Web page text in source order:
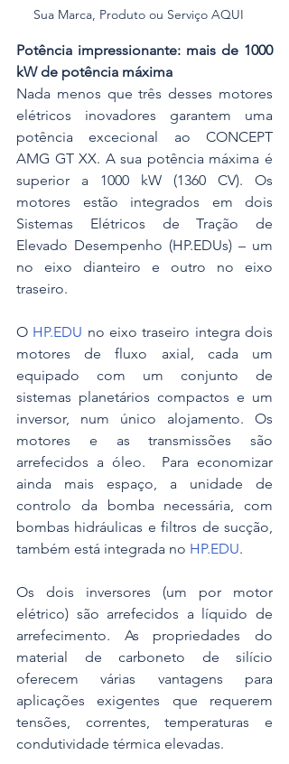
Sua Marca, Produto ou Serviço AQUI
Potência impressionante: mais de 1000
kW de potência máxima
Nada menos que três desses motores
elétricos inovadores garantem uma
potência excecional ao CONCEPT
AMG GT XX. A sua potência máxima é
superior a 1000 kW (1360 CV). Os
motores estão integrados em dois
Sistemas Elétricos de Tração de
Elevado Desempenho (HP.EDUs) – um
no eixo dianteiro e outro no eixo
traseiro.
O HP.EDU no eixo traseiro integra dois
motores de fluxo axial, cada um
equipado com um conjunto de
sistemas planetários compactos e um
inversor, num único alojamento. Os
motores e as transmissões são
arrefecidos a óleo.  Para economizar
ainda mais espaço, a unidade de
controlo da bomba necessária, com
bombas hidráulicas e filtros de sucção,
também está integrada no HP.EDU.
Os dois inversores (um por motor
elétrico) são arrefecidos a líquido de
arrefecimento. As propriedades do
material de carboneto de silício
oferecem várias vantagens para
aplicações exigentes que requerem
tensões, correntes, temperaturas e
condutividade térmica elevadas.